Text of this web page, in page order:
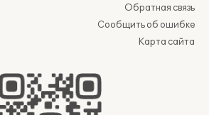
Обратная связь
Сообщить об ошибке
Карта сайта